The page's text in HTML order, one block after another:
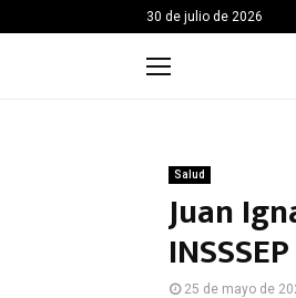
30 de julio de 2026
Salud
Juan
INSSSEP
25 de mayo de